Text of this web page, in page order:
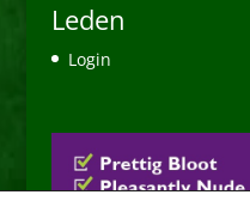
Leden
Login